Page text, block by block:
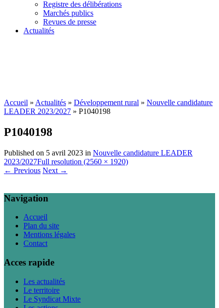
Registre des délibérations
Marchés publics
Revues de presse
Actualités
Accueil » Actualités » Développement rural » Nouvelle candidature
LEADER 2023/2027 » P1040198
P1040198
Published on 5 avril 2023 in Nouvelle candidature LEADER
2023/2027Full resolution (2560 × 1920)
← Previous Next →
Navigation
Accueil
Plan du site
Mentions légales
Contact
Acces rapide
Les actualités
Le territoire
Le Syndicat Mixte